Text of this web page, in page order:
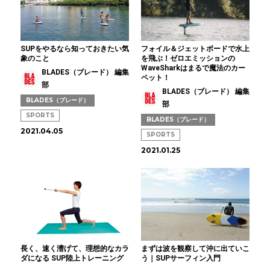
SUPをやるなら知っておきたい気
象のこと
BLADES（ブレード） 編集
部
BLADES（ブレード）
SPORTS
2021.04.05
フォイル＆ジェットボードで水上
を飛ぶ！ゼロエミッションの
WaveSharkはまるで魔法のカー
ペット！
BLADES（ブレード） 編集
部
BLADES（ブレード）
SPORTS
2021.01.25
長く、速く漕げて、理想的なカラ
ダになる SUP陸上トレーニング
まずは波を観察して沖に出ていこ
う｜SUPサーフィン入門